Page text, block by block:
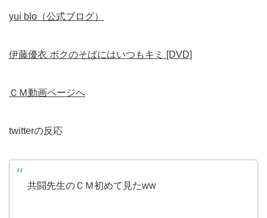
yui blo（公式ブログ）
伊藤優衣 ボクのそばにはいつもキミ [DVD]
ＣＭ動画ページへ
twitterの反応
共闘先生のＣＭ初めて見たww